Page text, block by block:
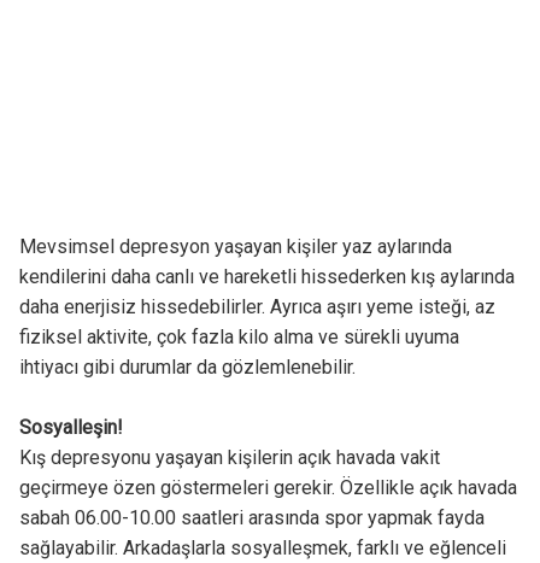
Mevsimsel depresyon yaşayan kişiler yaz aylarında
kendilerini daha canlı ve hareketli hissederken kış aylarında
daha enerjisiz hissedebilirler. Ayrıca aşırı yeme isteği, az
fiziksel aktivite, çok fazla kilo alma ve sürekli uyuma
ihtiyacı gibi durumlar da gözlemlenebilir.
Sosyalleşin!
Kış depresyonu yaşayan kişilerin açık havada vakit
geçirmeye özen göstermeleri gerekir. Özellikle açık havada
sabah 06.00-10.00 saatleri arasında spor yapmak fayda
sağlayabilir. Arkadaşlarla sosyalleşmek, farklı ve eğlenceli